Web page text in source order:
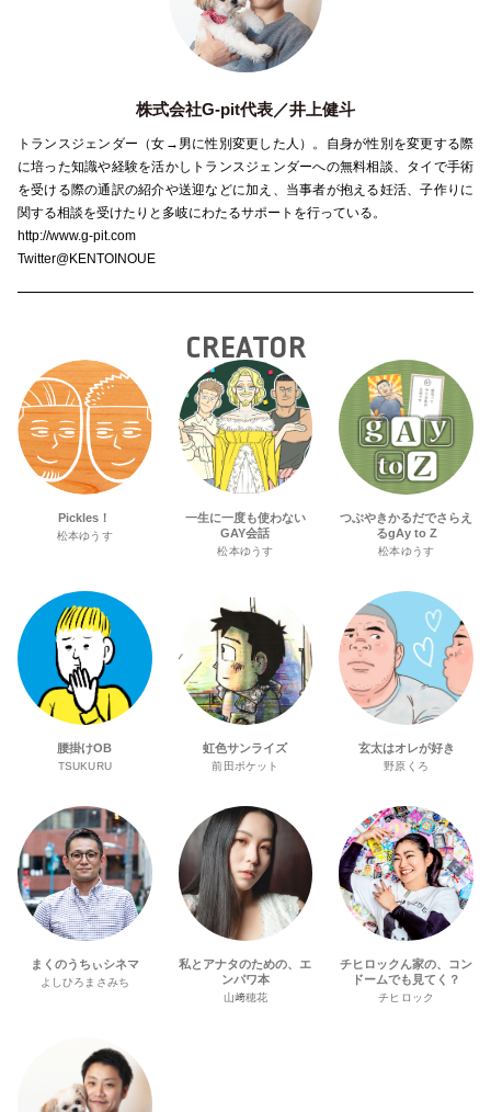
株式会社G-pit代表／井上健斗
トランスジェンダー （女→男に性別変更した人 ） 。自身が性別を変更する際
に培った知識や経験を活かしトランスジェンダーへの無料相談、タイで手術
を受ける際の通訳の紹介や送迎などに加え、当事者が抱える妊活、子作りに
関する相談を受けたりと多岐にわたるサポートを行っている。
http://www.g-pit.com
Twitter@KENTOINOUE
CREATOR
Pickles！
松本ゆうす
一生に一度も使わない
GAY会話
松本ゆうす
つぶやきかるだでさらえ
るgAy to Z
松本ゆうす
腰掛けOB
TSUKURU
虹色サンライズ
前田ポケット
玄太はオレが好き
野原くろ
まくのうちぃシネマ
よしひろまさみち
私とアナタのための、エ
ンパワ本
山﨑穂花
チヒロックん家の、コン
ドームでも見てく？
チヒロック